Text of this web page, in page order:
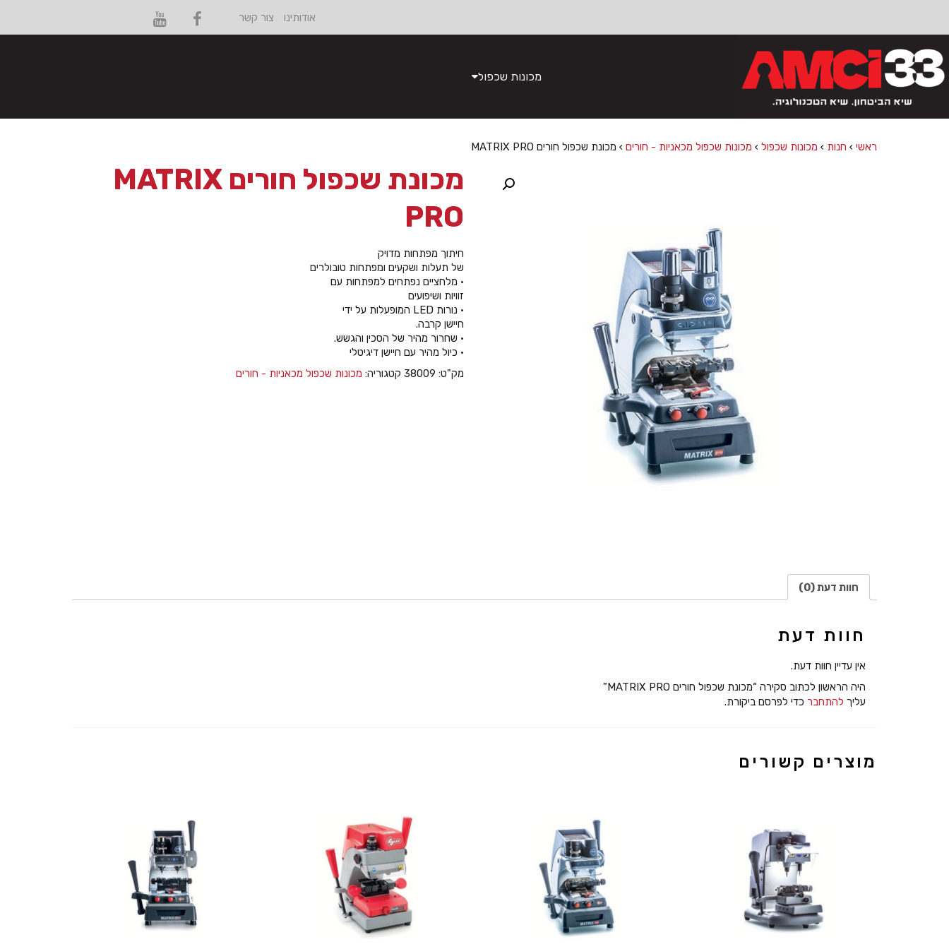
פתח סרגל נגישות
אודותינו צור קשר
מכונות שכפול
ראשי › חנות › מכונות שכפול › מכונות שכפול מכאניות - חורים › מכונת שכפול חורים MATRIX PRO
מכונת שכפול חורים MATRIX
PRO
חיתוך מפתחות מדויק
של תעלות ושקעים ומפתחות טובולרים
• מלחציים נפתחים למפתחות עם
זוויות ושיפועים
• נורות LED המופעלות על ידי
חיישן קרבה.
• שחרור מהיר של הסכין והגשש.
• כיול מהיר עם חיישן דיגיטלי
מק"ט: 38009 קטגוריה: מכונות שכפול מכאניות - חורים
חוות דעת (0)
חוות דעת
אין עדיין חוות דעת.
היה הראשון לכתוב סקירה “מכונת שכפול חורים MATRIX PRO”
עליך להתחבר כדי לפרסם ביקורת.
מוצרים קשורים